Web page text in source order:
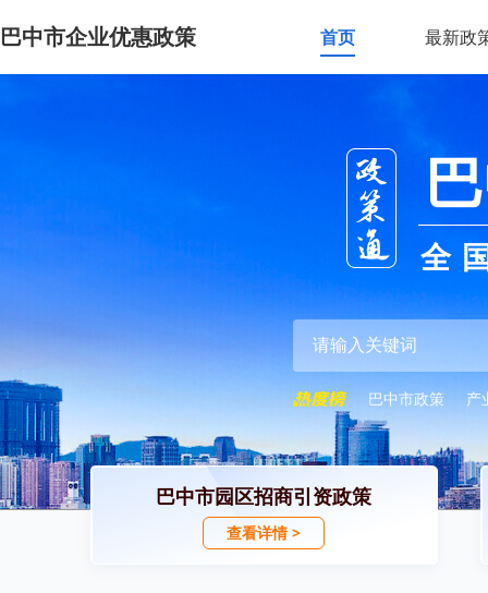
巴中市企业优惠政策 首页 最新政
全
巴中市政策 产
巴中市园区招商引资政策
查看详情 >